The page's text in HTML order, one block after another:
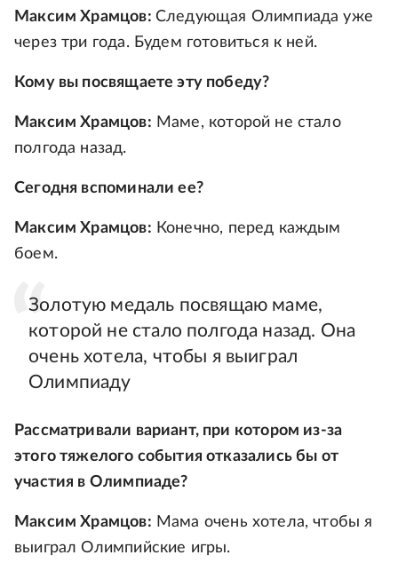
Максим Храмцов: Следующая Олимпиада уже
через три года. Будем готовиться к ней.
Кому вы посвящаете эту победу?
Максим Храмцов: Маме, которой не стало
полгода назад.
Сегодня вспоминали ее?
Максим Храмцов: Конечно, перед каждым
боем.
Золотую медаль посвящаю маме,
которой не стало полгода назад. Она
очень хотела, чтобы я выиграл
Олимпиаду
Рассматривали вариант, при котором из-за
этого тяжелого события отказались бы от
участия в Олимпиаде?
Максим Храмцов: Мама очень хотела, чтобы я
выиграл Олимпийские игры.